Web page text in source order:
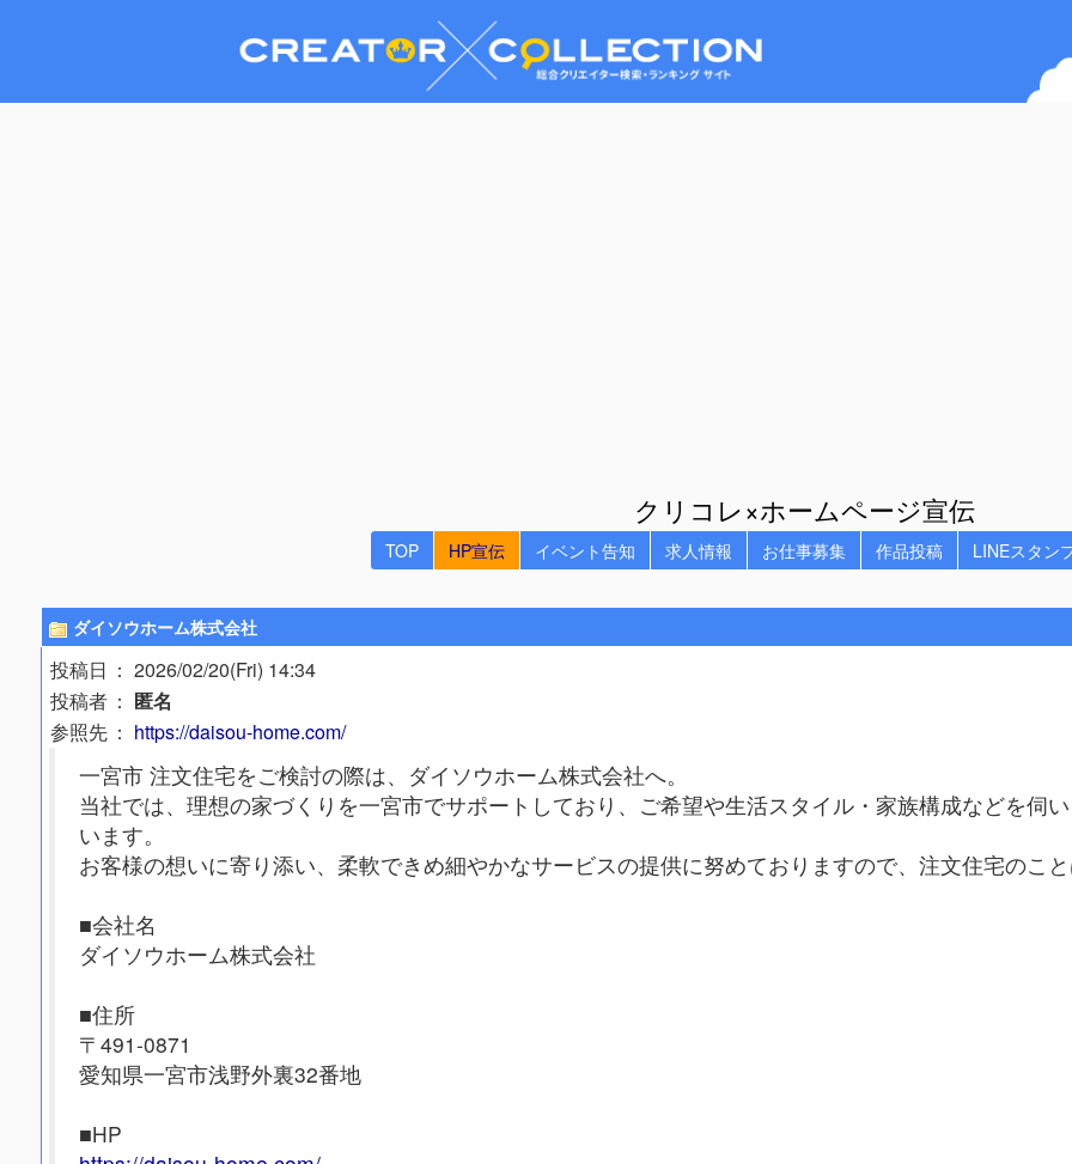
クリコレ×ホームページ宣伝
TOP HP宣伝 イベント告知 求人情報 お仕事募集 作品投稿 LINEスタン
ダイソウホーム株式会社
投稿日 ： 2026/02/20(Fri) 14:34
投稿者 ： 匿名
参照先 ： https://daisou-home.com/
一宮市 注文住宅をご検討の際は、ダイソウホーム株式会社へ。
当社では、理想の家づくりを一宮市でサポートしており、ご希望や生活スタイル・家族構成などを伺
います。
お客様の想いに寄り添い、柔軟できめ細やかなサービスの提供に努めておりますので、注文住宅のこ
■会社名
ダイソウホーム株式会社
■住所
〒491-0871
愛知県一宮市浅野外裏32番地
■HP